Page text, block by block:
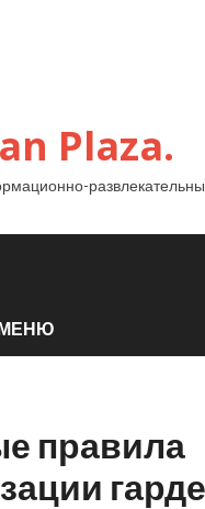
Plaza.
правила